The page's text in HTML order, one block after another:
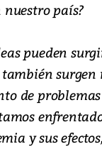
nuestro país?
pueden
también
de problemas
y sus